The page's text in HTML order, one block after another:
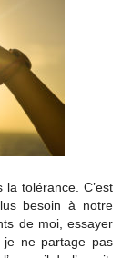
tolérance. C’est
besoin à notre
de moi, essayer
ne partage pas